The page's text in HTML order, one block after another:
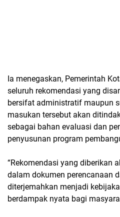
Ia menegaskan, Pemerintah
seluruh rekomendasi yang
bersifat administratif maupun
masukan tersebut akan
sebagai bahan evaluasi dan
penyusunan program
“Rekomendasi yang diberikan
dalam dokumen perencanaan
diterjemahkan menjadi
berdampak nyata bagi